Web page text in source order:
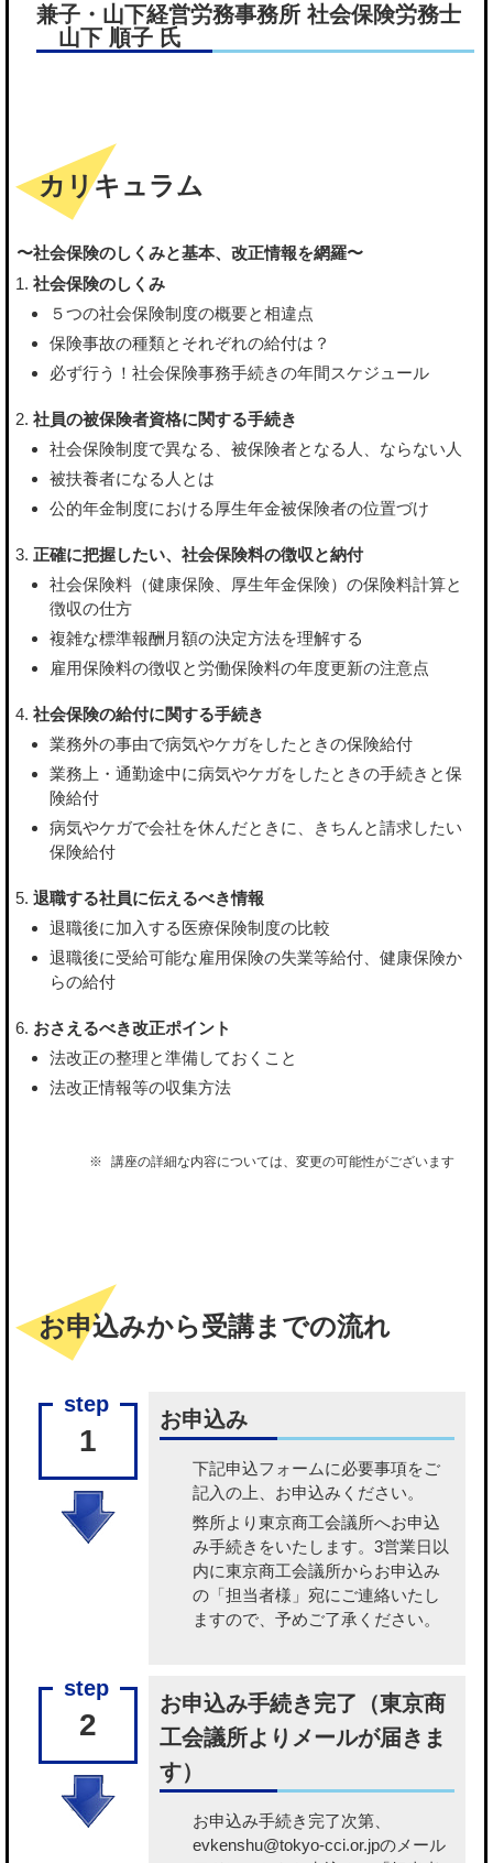
兼子・山下経営労務事務所 社会保険労務士
山下 順子 氏
カリキュラム
〜社会保険のしくみと基本、改正情報を網羅〜
社会保険のしくみ
５つの社会保険制度の概要と相違点
保険事故の種類とそれぞれの給付は？
必ず行う！社会保険事務手続きの年間スケジュール
社員の被保険者資格に関する手続き
社会保険制度で異なる、被保険者となる人、ならない人
被扶養者になる人とは
公的年金制度における厚生年金被保険者の位置づけ
正確に把握したい、社会保険料の徴収と納付
社会保険料（健康保険、厚生年金保険）の保険料計算と
徴収の仕方
複雑な標準報酬月額の決定方法を理解する
雇用保険料の徴収と労働保険料の年度更新の注意点
社会保険の給付に関する手続き
業務外の事由で病気やケガをしたときの保険給付
業務上・通勤途中に病気やケガをしたときの手続きと保
険給付
病気やケガで会社を休んだときに、きちんと請求したい
保険給付
退職する社員に伝えるべき情報
退職後に加入する医療保険制度の比較
退職後に受給可能な雇用保険の失業等給付、健康保険か
らの給付
おさえるべき改正ポイント
法改正の整理と準備しておくこと
法改正情報等の収集方法
講座の詳細な内容については、変更の可能性がございます
お申込みから受講までの流れ
1
お申込み
下記申込フォームに必要事項をご
記入の上、お申込みください。
弊所より東京商工会議所へお申込
み手続きをいたします。3営業日以
内に東京商工会議所からお申込み
の「担当者様」宛にご連絡いたし
ますので、予めご了承ください。
2
お申込み手続き完了（東京商
工会議所よりメールが届きま
す）
お申込み手続き完了次第、
evkenshu@tokyo-cci.or.jpのメール